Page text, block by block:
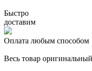
Быстро
доставим
Оплата любым способом
Весь товар оригинальный